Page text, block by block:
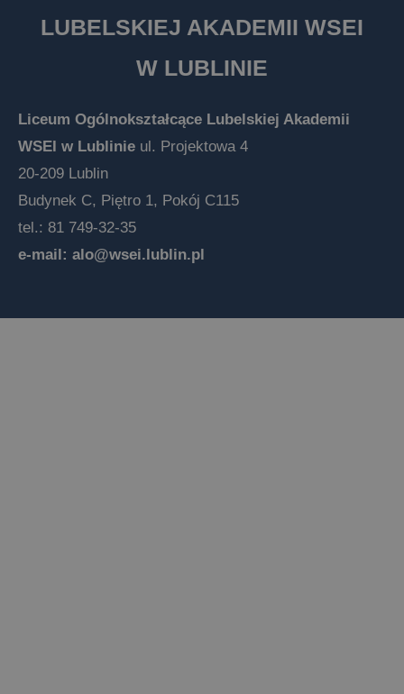
LUBELSKIEJ AKADEMII WSEI
W LUBLINIE
Liceum Ogólnokształcące Lubelskiej Akademii
WSEI w Lublinie ul. Projektowa 4
20-209 Lublin
Budynek C, Piętro 1, Pokój C115
tel.: 81 749-32-35
e-mail: alo@wsei.lublin.pl